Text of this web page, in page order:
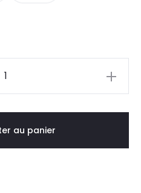
au panier